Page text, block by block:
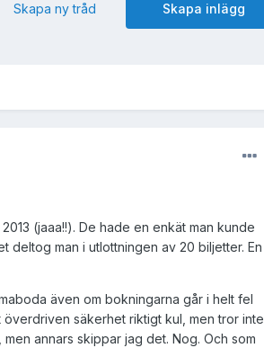
Skapa inlägg
Skapa ny tråd
(jaaa!!). De hade en enkät man kunde
man i utlottningen av 20 biljetter. En
även om bokningarna går i helt fel
säkerhet riktigt kul, men tror inte
annars skippar jag det. Nog. Och som